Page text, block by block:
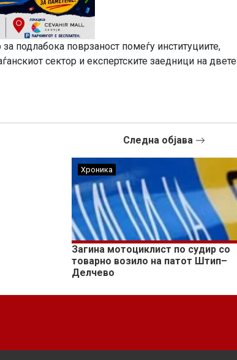
подлабока поврзаност помеѓу институциите,
сектор и експертските заедници на двете
Следна објава
Хроника
Загина мотоциклист по судир со
товарно возило на патот Штип–
Делчево